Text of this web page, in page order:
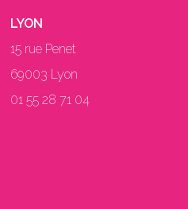
LYON
15 rue Penet
69003 Lyon
01 55 28 71 04